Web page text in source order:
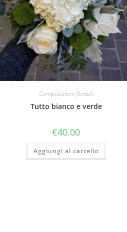
Composizioni floreali
Tutto bianco e verde
€40.00
Aggiungi al carrello